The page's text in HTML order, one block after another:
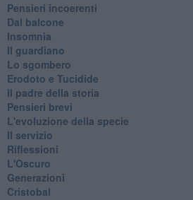
Pensieri incoerenti
Dal balcone
Insomnia
Il guardiano
Lo sgombero
Erodoto e Tucidide
Il padre della storia
Pensieri brevi
L'evoluzione della specie
Il servizio
Riflessioni
L'Oscuro
Generazioni
Cristobal